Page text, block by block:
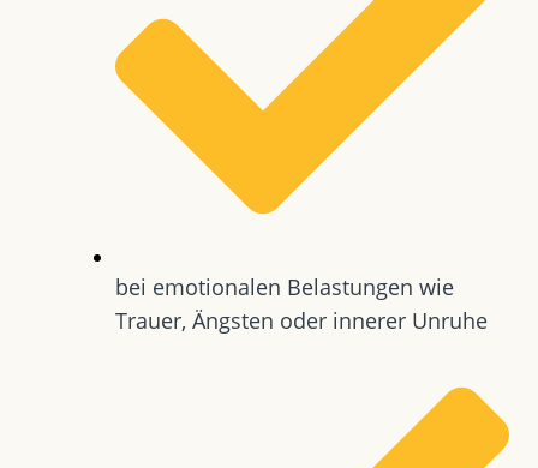
bei emotionalen Belastungen wie
Trauer, Ängsten oder innerer Unruhe